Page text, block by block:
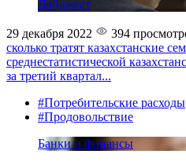
Дайджест
29 декабря 2022 394
сколько тратят казахстанские
среднестатистической
за третий квартал...
#Потребительские расходы
#Продовольствие
Банки и финансы